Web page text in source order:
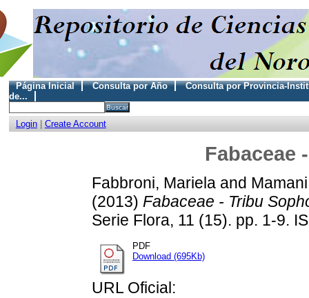
Página Inicial Consulta por Año
Consulta por Provincia-
de...
Login| Create Account
Fabaceae
Fabbroni, Mariela and
(2013) Fabaceae - Tribu
Serie Flora, 11 (15). pp. 1-9.
PDF
Download (695Kb)
URL Oficial: